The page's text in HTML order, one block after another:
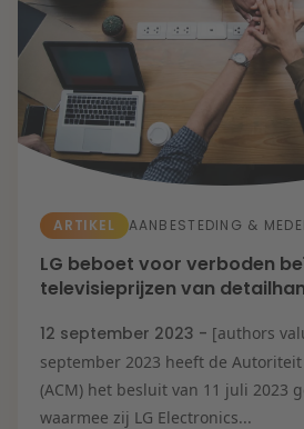
ARTIKEL AANBESTEDING &
LG beboet voor verboden
televisieprijzen van
12 september 2023 - [authors
september 2023 heeft de
(ACM) het besluit van 11 juli 2023
waarmee zij LG Electronics...